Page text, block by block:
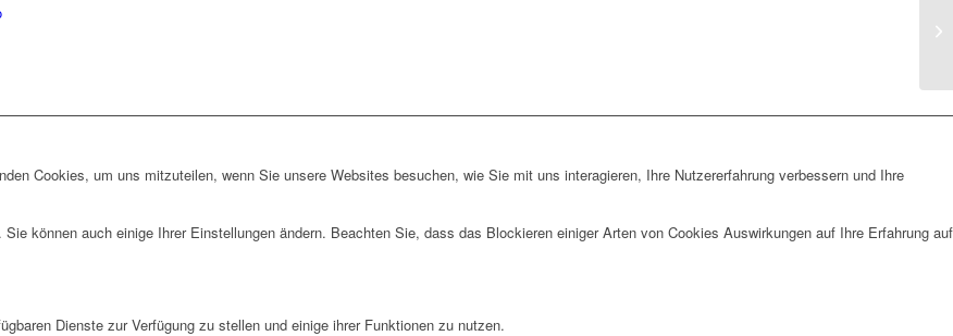
Cookies, um uns mitzuteilen, wenn Sie unsere Websites besuchen, wie Sie mit uns interagieren, Ihre Nutzererfahrung verbessern und Ihre
können auch einige Ihrer Einstellungen ändern. Beachten Sie, dass das Blockieren einiger Arten von Cookies Auswirkungen auf Ihre Erfahrung auf
Dienste zur Verfügung zu stellen und einige ihrer Funktionen zu nutzen.